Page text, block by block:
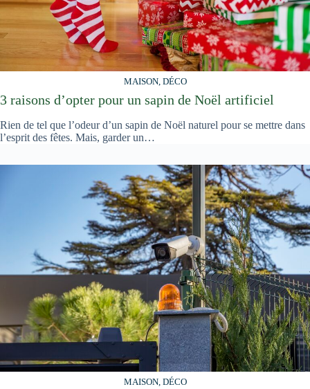
MAISON, DÉCO
3 raisons d’opter pour un sapin de Noël artificiel
Rien de tel que l’odeur d’un sapin de Noël naturel pour se mettre dans
l’esprit des fêtes. Mais, garder un…
MAISON, DÉCO